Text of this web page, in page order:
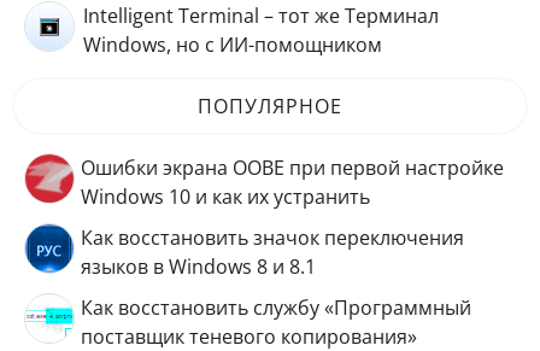
Intelligent Terminal – тот же Терминал
Windows, но с ИИ-помощником
ПОПУЛЯРНОЕ
Ошибки экрана OOBE при первой настройке
Windows 10 и как их устранить
Как восстановить значок переключения
языков в Windows 8 и 8.1
Как восстановить службу «Программный
поставщик теневого копирования»